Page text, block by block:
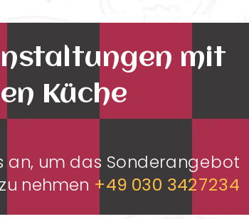
mit
Küche
an, um das Sonderangebot
nehmen +49 030 3427234